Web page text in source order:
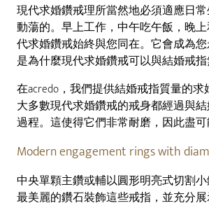
現代求婚鑽戒理所當然地必須適應日
動蕩的。早上工作，中午吃午飯，晚
代求婚鑽戒始終與您同在。它會成為
是為什麼現代求婚鑽戒可以與結婚戒指
在acredo，我們提供結婚戒指質量的
大多數現代求婚鑽戒的戒身都經過與
過程。這使得它們非常耐磨，因此盡可
Modern engagement rings with
中央單顆主鑽或輔以圓形明亮式切割
最美麗的鑽石裝飾這些戒指，並充分展